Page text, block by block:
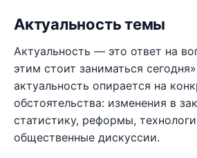
Актуальность темы
Актуальность — это ответ на
этим стоит заниматься
актуальность опирается на
обстоятельства: изменения в
статистику, реформы,
общественные дискуссии.